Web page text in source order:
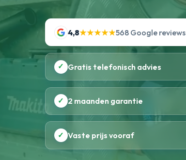
4,8★★★★★568 Google reviews
✓ Gratis telefonisch advies
✓ 2 maanden garantie
✓ Vaste prijs vooraf